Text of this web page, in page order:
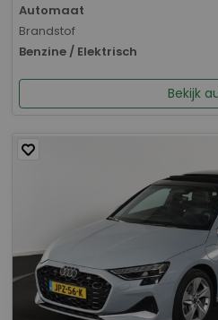
Automaat
Brandstof
Benzine / Elektrisch
Bekijk